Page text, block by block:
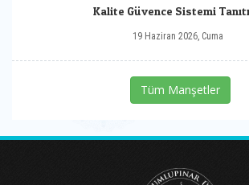
Kalite Güvence Sistemi
19 Haziran 2026, Cuma
Tüm Manşetler